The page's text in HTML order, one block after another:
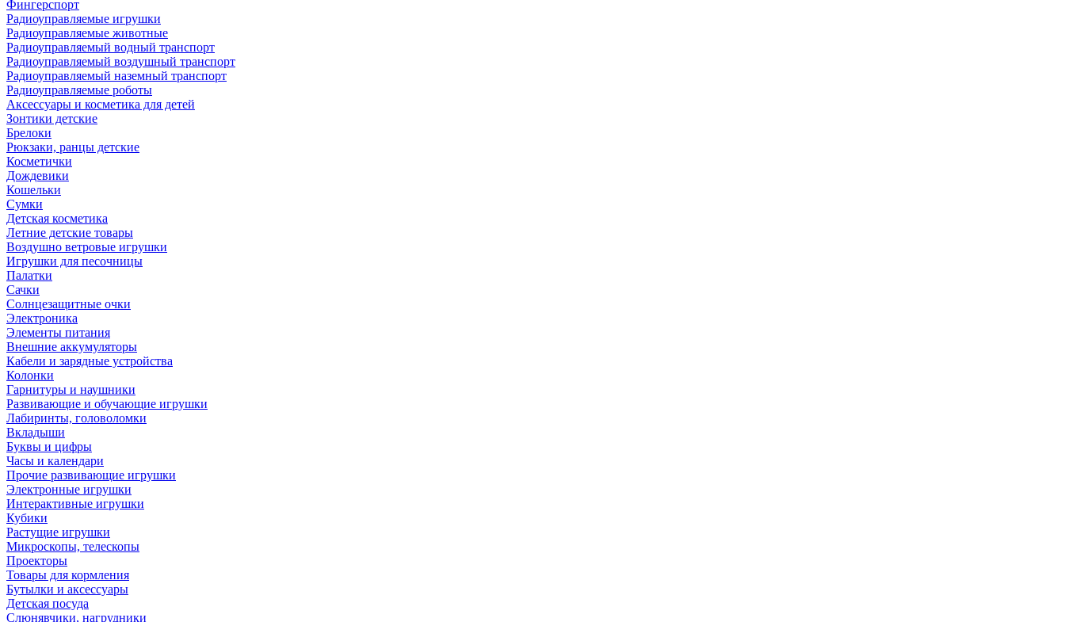
Фингерспорт
Радиоуправляемые игрушки
Радиоуправляемые животные
Радиоуправляемый водный транспорт
Радиоуправляемый воздушный транспорт
Радиоуправляемый наземный транспорт
Радиоуправляемые роботы
Аксессуары и косметика для детей
Зонтики детские
Брелоки
Рюкзаки, ранцы детские
Косметички
Дождевики
Кошельки
Сумки
Детская косметика
Летние детские товары
Воздушно ветровые игрушки
Игрушки для песочницы
Палатки
Сачки
Солнцезащитные очки
Электроника
Элементы питания
Внешние аккумуляторы
Кабели и зарядные устройства
Колонки
Гарнитуры и наушники
Развивающие и обучающие игрушки
Лабиринты, головоломки
Вкладыши
Буквы и цифры
Часы и календари
Прочие развивающие игрушки
Электронные игрушки
Интерактивные игрушки
Кубики
Растущие игрушки
Микроскопы, телескопы
Проекторы
Товары для кормления
Бутылки и аксессуары
Детская посуда
Слюнявчики, нагрудники